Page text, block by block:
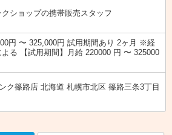
クショップの携帯販売スタッフ
円 〜 325,000円 試用期間あり 2ヶ月 ※経
る 【試用期間】月給 220000 円 〜 325000
ク篠路店 北海道 札幌市北区 篠路三条3丁目